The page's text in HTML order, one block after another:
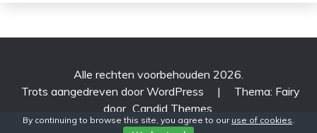
Alle rechten voorbehouden 2026.
Trots aangedreven door WordPress
|
Thema: Fairy
door Candid Themes
By continuing to browse this site, you agree to our use of cookies.